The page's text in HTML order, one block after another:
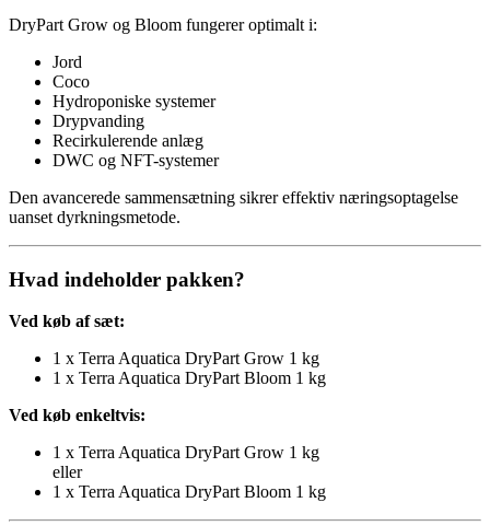
DryPart Grow og Bloom fungerer optimalt i:
Jord
Coco
Hydroponiske systemer
Drypvanding
Recirkulerende anlæg
DWC og NFT-systemer
Den avancerede sammensætning sikrer effektiv næringsoptagelse
uanset dyrkningsmetode.
Hvad indeholder pakken?
Ved køb af sæt:
1 x Terra Aquatica DryPart Grow 1 kg
1 x Terra Aquatica DryPart Bloom 1 kg
Ved køb enkeltvis:
1 x Terra Aquatica DryPart Grow 1 kg
eller
1 x Terra Aquatica DryPart Bloom 1 kg